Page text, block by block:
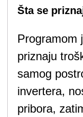
Šta se
Programom
priznaju
samog
invertera,
pribora,